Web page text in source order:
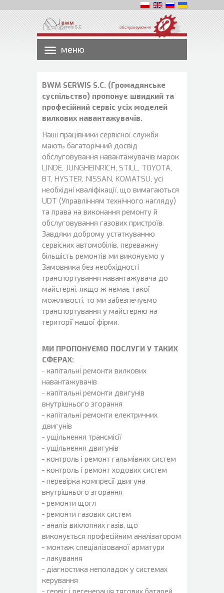
обслуговування
меню
BWM SERWIS S.C. (Громадянське
суспільство) пропонує швидкий та
професійний сервіс усіх моделей
вилкових навантажувачів.
Наші працівники сервісної служби
мають багаторічний досвід
обслуговування навантажувачів марок
LINDE, JUNGHEINRICH, STILL, TOYOTA,
BT, HYSTER, NISSAN, KOMATSU, усі
необхідні кваліфікації, що вимагаються
UDT (Управлінням технічного нагляду)
та права на виконання ремонту й
обслуговування газових пристроїв.
Завдяки доброму устаткуванню
сервісних автомобілів, переважну
більшість ремонтів ми виконуємо у
Замовника без необхідності
транспортування навантажувача до
майстерні, якщо ж немає такої
можливості, то ми забезпечуємо
транспортування у майстерню на
території нашої фірми.
МИ ПРОПОНУЄМО ПОСЛУГИ У ТАКИХ
СФЕРАХ:
- капітальні ремонти вилкових
навантажувачів
- капітальні ремонти двигунів
внутрішнього згорання
- капітальні ремонти електричних
двигунів
- ущільнення трансмісії
- ущільнення двигунів
- контроль і ремонт гальмівних систем
- контроль і ремонт ходових систем
- перевірка компресії двигуна
внутрішнього згорання
- ремонти щогл
- ремонти газових систем
- аналіз вихлопних газів, що
виконується професійним аналізатором
- монтаж спеціалізованої арматури
- лакування
- діагностика неполадок у системах
керування